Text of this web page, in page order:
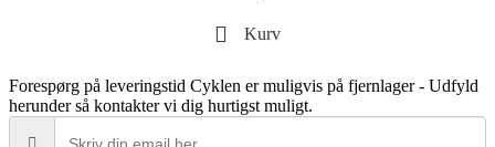
Kurv
Forespørg på leveringstid Cyklen er muligvis på fjernlager - Udfyld
herunder så kontakter vi dig hurtigst muligt.